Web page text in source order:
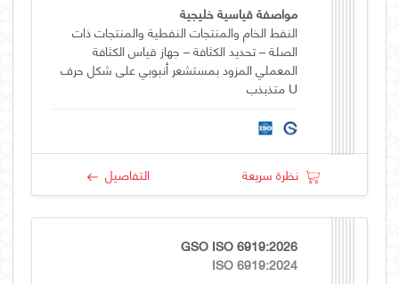
مواصفة قياسية خليجية
النفط الخام والمنتجات النفطية والمنتجات ذات
الصلة – تحديد الكثافة – جهاز قياس الكثافة
المعملي المزود بمستشعر أنبوبي على شكل حرف
U متذبذب
نظرة سريعة التفاصيل
GSO ISO 6919:2026
ISO 6919:2024